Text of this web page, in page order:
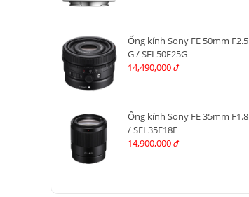
Ống kính Sony FE 50mm F2.5
G / SEL50F25G
14,490,000 đ
Ống kính Sony FE 35mm F1.8
/ SEL35F18F
14,900,000 đ